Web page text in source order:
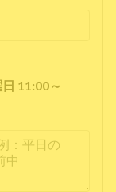
11:00～